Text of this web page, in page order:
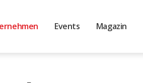
Events Magazin